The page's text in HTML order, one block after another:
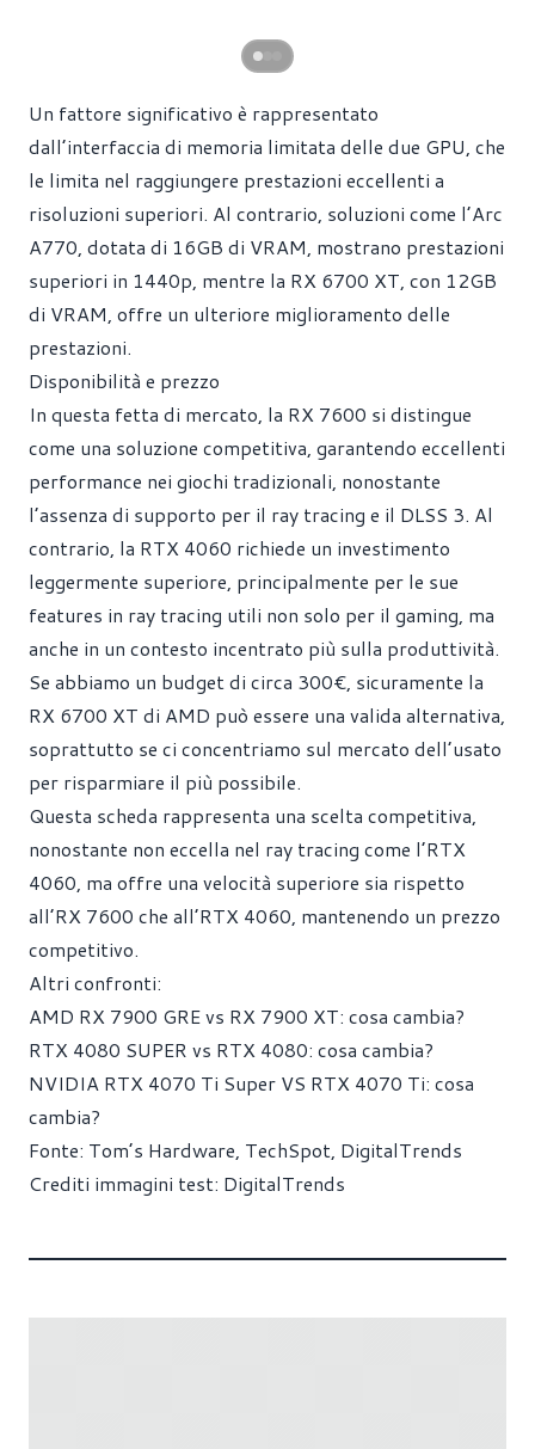
Un fattore significativo è rappresentato
dall’interfaccia di memoria limitata delle due GPU, che
le limita nel raggiungere prestazioni eccellenti a
risoluzioni superiori. Al contrario, soluzioni come l’Arc
A770, dotata di 16GB di VRAM, mostrano prestazioni
superiori in 1440p, mentre la RX 6700 XT, con 12GB
di VRAM, offre un ulteriore miglioramento delle
prestazioni.
Disponibilità e prezzo
In questa fetta di mercato, la RX 7600 si distingue
come una soluzione competitiva, garantendo eccellenti
performance nei giochi tradizionali, nonostante
l’assenza di supporto per il ray tracing e il DLSS 3. Al
contrario, la RTX 4060 richiede un investimento
leggermente superiore, principalmente per le sue
features in ray tracing utili non solo per il gaming, ma
anche in un contesto incentrato più sulla produttività.
Se abbiamo un budget di circa 300€, sicuramente la
RX 6700 XT di AMD può essere una valida alternativa,
soprattutto se ci concentriamo sul mercato dell’usato
per risparmiare il più possibile.
Questa scheda rappresenta una scelta competitiva,
nonostante non eccella nel ray tracing come l’RTX
4060, ma offre una velocità superiore sia rispetto
all’RX 7600 che all’RTX 4060, mantenendo un prezzo
competitivo.
Altri confronti:
AMD RX 7900 GRE vs RX 7900 XT: cosa cambia?
RTX 4080 SUPER vs RTX 4080: cosa cambia?
NVIDIA RTX 4070 Ti Super VS RTX 4070 Ti: cosa
cambia?
Fonte: Tom’s Hardware, TechSpot, DigitalTrends
Crediti immagini test: DigitalTrends